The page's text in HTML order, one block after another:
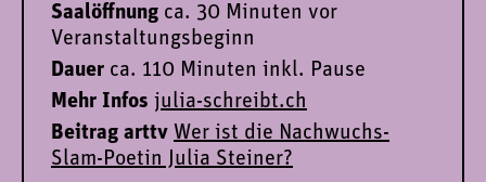
Saalöffnung ca. 30 Minuten vor
Veranstaltungsbeginn
Dauer ca. 110 Minuten inkl. Pause
Mehr Infos julia-schreibt.ch
Beitrag arttv Wer ist die Nachwuchs-
Slam-Poetin Julia Steiner?